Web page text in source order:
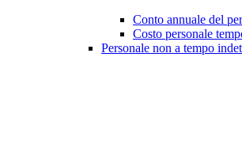
Conto annuale del
Costo personale
Personale non a tempo